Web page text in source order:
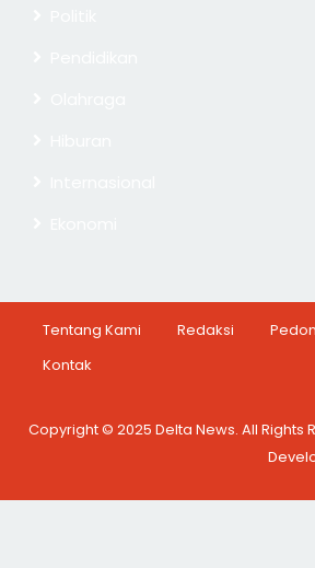
Tentang Kami Redaksi
Kontak
Copyright © 2025 Delta News. All Rights